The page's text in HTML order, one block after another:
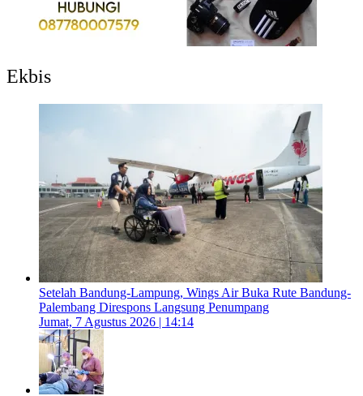
Ekbis
Setelah Bandung-Lampung, Wings Air Buka Rute Bandung-
Palembang Direspons Langsung Penumpang
Jumat, 7 Agustus 2026 | 14:14